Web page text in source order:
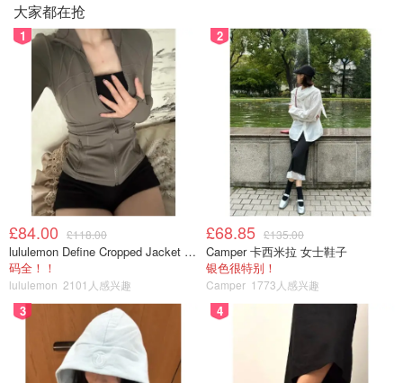
着海边走去比跟山公园，昨天漏掉了一根世界最大图腾柱，
不过看了后和一般的图腾柱也没什么区别。在公园的时候还
看到了一个开屏的孔雀。接着就走回酒店，大概7:20am，
刚好赶上早餐。吃完后回房间收拾东西然后退房准备坐公交
去码头。到达公交站是7:51am，2分钟前刚走一班，结果下
一班要等1个小时。。。在冷风中等到8:47am后终于上车
了，坐到码头是9:33am，一下车就去自助机取票，这次确
定了邮轮check-in没有提前30分钟的严格限制。拿到票后走
去bay2等待，也是9:52am左右才开始登船。这次船开的速
度正常1个半小时后到达Tsawwassen码头，在码头买了张
车票后坐公交，转地铁，再转公交1:30pm到达UBC，先去
了AMS Student Nest，是一个半公共自习的地方，1楼是个
开阶梯讲座的地方，有很大的落地窗，还有各种小店铺，楼
上就是自习的地方，有些房间只给学生使用。然后走去
robert h. Lee alumni centre，没进去就在外面看了一下，和
普通的楼没什么区别，然后走去ubc bookstore，也是和其
大家都在抢
1
£84.00 £118.00
lululemon Define Cropped Jacket Nulu 短款夹克
码全！！
lululemon 2101人感兴趣
2
£68.85 £135.00
Camper 卡西米拉 女士鞋子
银色很特别！
Camper 1773人感兴趣
3 4